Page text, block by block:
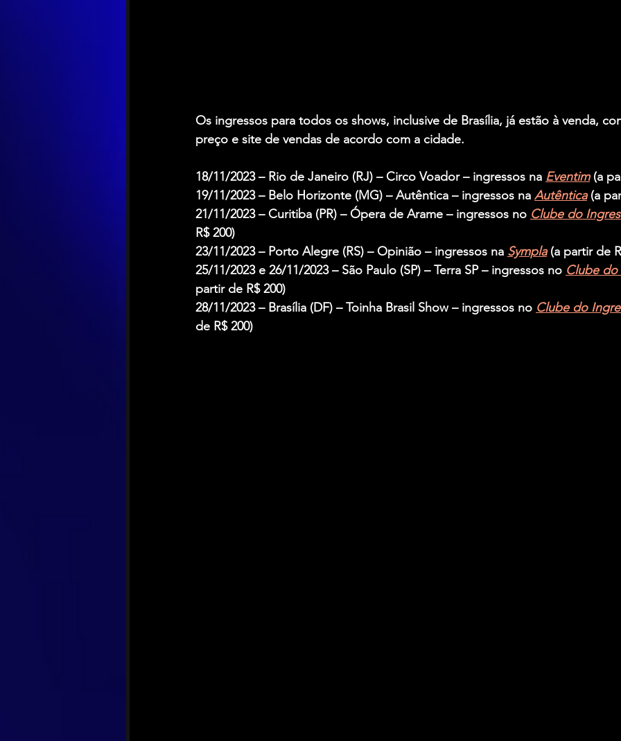
Os ingressos para todos os shows, inclusive de Brasília, já estão à venda,
preço e site de vendas de acordo com a cidade.
18/11/2023 – Rio de Janeiro (RJ) – Circo Voador – ingressos na Eventim (a
19/11/2023 – Belo Horizonte (MG) – Autêntica – ingressos na Autêntica (a
21/11/2023 – Curitiba (PR) – Ópera de Arame – ingressos no Clube do
R$ 200)
23/11/2023 – Porto Alegre (RS) – Opinião – ingressos na Sympla (a partir de
25/11/2023 e 26/11/2023 – São Paulo (SP) – Terra SP – ingressos no Clube do
partir de R$ 200)
28/11/2023 – Brasília (DF) – Toinha Brasil Show – ingressos no Clube do
de R$ 200)